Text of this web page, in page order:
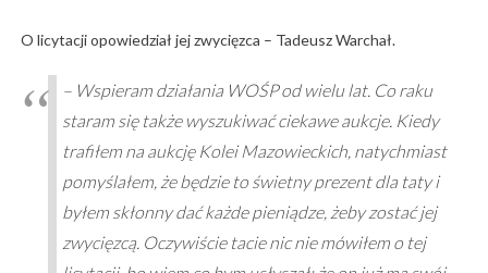
O licytacji opowiedział jej zwycięzca – Tadeusz Warchał.
– Wspieram działania WOŚP od wielu lat. Co raku
staram się także wyszukiwać ciekawe aukcje. Kiedy
trafiłem na aukcję Kolei Mazowieckich, natychmiast
pomyślałem, że będzie to świetny prezent dla taty i
byłem skłonny dać każde pieniądze, żeby zostać jej
zwycięzcą. Oczywiście tacie nic nie mówiłem o tej